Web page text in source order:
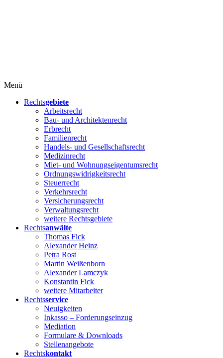
Menü
Rechtsgebiete
Arbeitsrecht
Bau- und Architektenrecht
Erbrecht
Familienrecht
Handels- und Gesellschaftsrecht
Medizinrecht
Miet- und Wohnungseigentumsrecht
Ordnungswidrigkeitsrecht
Steuerrecht
Verkehrsrecht
Versicherungsrecht
Verwaltungsrecht
weitere Rechtsgebiete
Rechtsanwälte
Thomas Fick
Alexander Heinz
Petra Rost
Martin Weißenborn
Alexander Lamczyk
Konstantin Fick
weitere Mitarbeiter
Rechtsservice
Neuigkeiten
Inkasso – Forderungseinzug
Mediation
Formulare & Downloads
Stellenangebote
Rechtskontakt